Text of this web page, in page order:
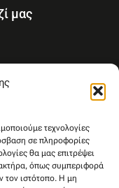
τεχνολογίες
σε πληροφορίες
θα μας επιτρέψει
όπως συμπεριφορά
τον ιστότοπο. Η μη
μας